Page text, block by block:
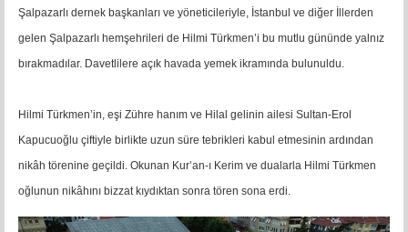
Şalpazarlı dernek başkanları ve yöneticileriyle, İstanbul ve diğer İllerden
gelen Şalpazarlı hemşehrileri de Hilmi Türkmen’i bu mutlu gününde yalnız
bırakmadılar. Davetlilere açık havada yemek ikramında bulunuldu.
Hilmi Türkmen’in, eşi Zühre hanım ve Hilal gelinin ailesi Sultan-Erol
Kapucuoğlu çiftiyle birlikte uzun süre tebrikleri kabul etmesinin ardından
nikâh törenine geçildi. Okunan Kur’an-ı Kerim ve dualarla Hilmi Türkmen
oğlunun nikâhını bizzat kıydıktan sonra tören sona erdi.